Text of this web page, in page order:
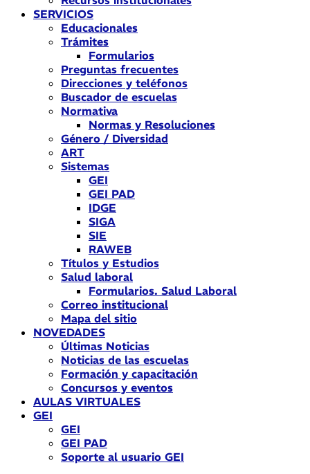
SERVICIOS
Educacionales
Trámites
Formularios
Preguntas frecuentes
Direcciones y teléfonos
Buscador de escuelas
Normativa
Normas y Resoluciones
Género / Diversidad
ART
Sistemas
GEI
GEI PAD
IDGE
SIGA
SIE
RAWEB
Títulos y Estudios
Salud laboral
Formularios. Salud Laboral
Correo institucional
Mapa del sitio
NOVEDADES
Últimas Noticias
Noticias de las escuelas
Formación y capacitación
Concursos y eventos
AULAS VIRTUALES
GEI
GEI
GEI PAD
Soporte al usuario GEI